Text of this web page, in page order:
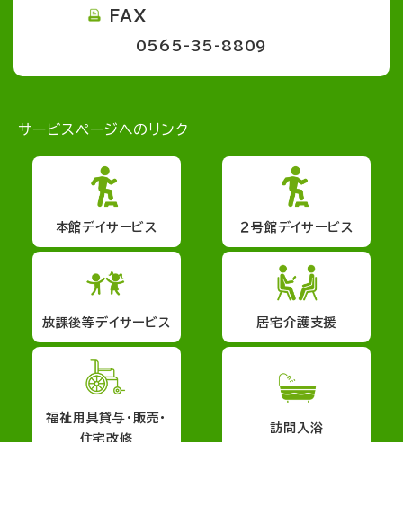
FAX
0565-35-8809
サービスページへのリンク
本館デイサービス ２号館デイサービス
放課後等デイサービス 居宅介護支援
福祉用具貸与・販売・
住宅改修
訪問入浴